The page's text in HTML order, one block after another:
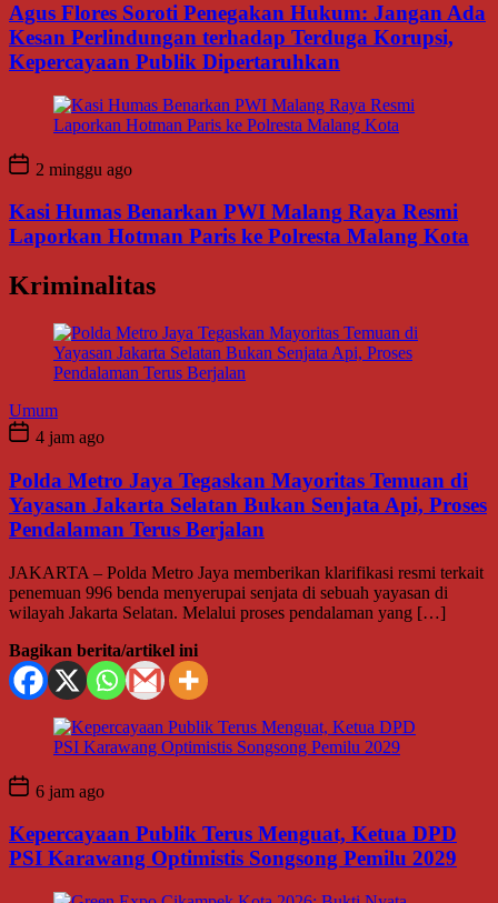
Agus Flores Soroti Penegakan Hukum: Jangan Ada
Kesan Perlindungan terhadap Terduga Korupsi,
Kepercayaan Publik Dipertaruhkan
2 minggu ago
Kasi Humas Benarkan PWI Malang Raya Resmi
Laporkan Hotman Paris ke Polresta Malang Kota
Kriminalitas
Umum
4 jam ago
Polda Metro Jaya Tegaskan Mayoritas Temuan di
Yayasan Jakarta Selatan Bukan Senjata Api, Proses
Pendalaman Terus Berjalan
JAKARTA – Polda Metro Jaya memberikan klarifikasi resmi terkait
penemuan 996 benda menyerupai senjata di sebuah yayasan di
wilayah Jakarta Selatan. Melalui proses pendalaman yang […]
Bagikan berita/artikel ini
6 jam ago
Kepercayaan Publik Terus Menguat, Ketua DPD
PSI Karawang Optimistis Songsong Pemilu 2029